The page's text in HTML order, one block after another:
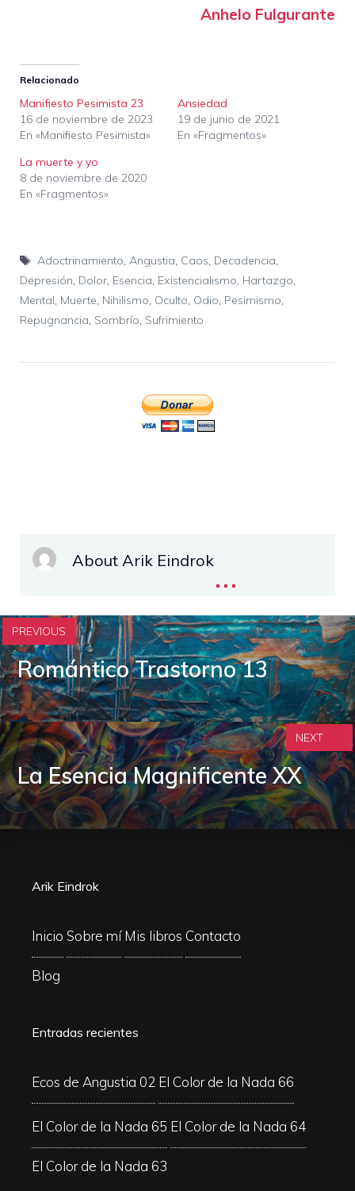
Anhelo Fulgurante
Relacionado
Manifiesto Pesimista 23
16 de noviembre de 2023
En «Manifiesto Pesimista»
Ansiedad
19 de junio de 2021
En «Fragmentos»
La muerte y yo
8 de noviembre de 2020
En «Fragmentos»
Etiquetas
Adoctrinamiento, Angustia, Caos, Decadencia,
Depresión, Dolor, Esencia, Existencialismo, Hartazgo,
Mental, Muerte, Nihilismo, Oculto, Odio, Pesimismo,
Repugnancia, Sombrío, Sufrimiento
About Arik Eindrok...
PREVIOUS
Romántico Trastorno 13
La Esencia Magnificente XX
NEXT
Arik Eindrok
Inicio Sobre mí Mis libros Contacto
Blog
Entradas recientes
Ecos de Angustia 02 El Color de la Nada 66
El Color de la Nada 65 El Color de la Nada 64
El Color de la Nada 63